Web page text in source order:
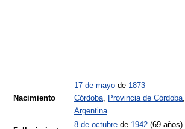
Nacimiento
17 de mayo de 1873
Córdoba, Provincia de Córdoba,
Argentina
8 de octubre de 1942 (69 años)